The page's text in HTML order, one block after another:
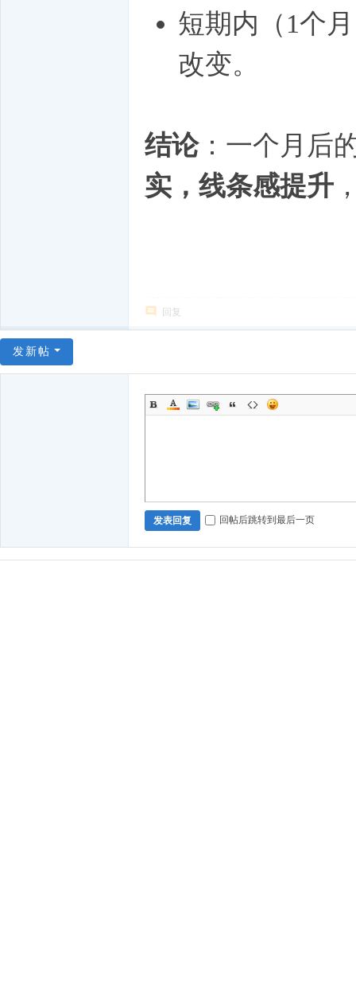
短期内（1个
改变。
结论：一个月后
实，线条感提升
回复
发新帖
发表回复 回帖后跳转到最后一页